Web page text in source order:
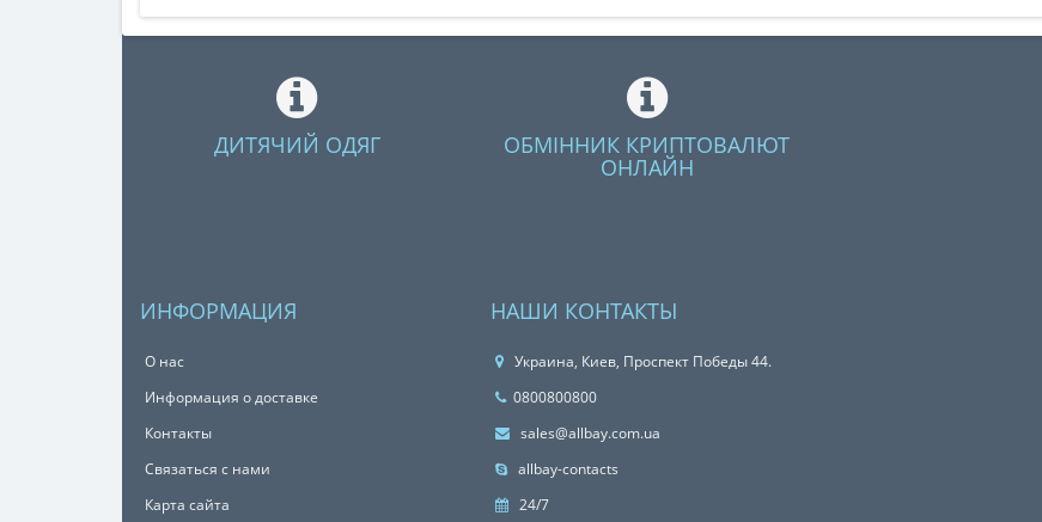
ДИТЯЧИЙ ОДЯГ ОБМІННИК КРИПТОВАЛЮТ
ОНЛАЙН
ИНФОРМАЦИЯ
О нас
Информация о доставке
Контакты
Связаться с нами
Карта сайта
НАШИ КОНТАКТЫ
Украина, Киев, Проспект Победы 44.
0800800800
sales@allbay.com.ua
allbay-contacts
24/7